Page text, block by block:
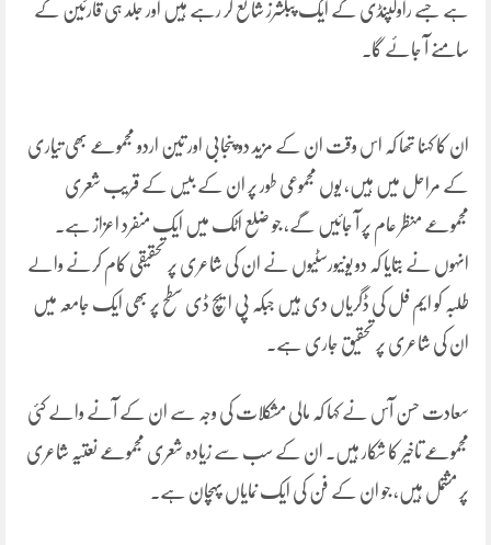
ہے جسے راولپنڈی کے ایک پبلشرز شائع کر رہے ہیں اور جلد ہی قارئین کے
سامنے آ جائے گا۔
ان کا کہنا تھا کہ اس وقت ان کے مزید دو پنجابی اور تین اردو مجموعے بھی تیاری
کے مراحل میں ہیں، یوں مجموعی طور پر ان کے بیس کے قریب شعری
مجموعے منظر عام پر آ جائیں گے، جو ضلع اٹک میں ایک منفرد اعزاز ہے۔
انہوں نے بتایا کہ دو یونیورسٹیوں نے ان کی شاعری پر تحقیقی کام کرنے والے
طلبہ کو ایم فل کی ڈگریاں دی ہیں جبکہ پی ایچ ڈی سطح پر بھی ایک جامعہ میں
ان کی شاعری پر تحقیق جاری ہے۔
سعادت حسن آس نے کہا کہ مالی مشکلات کی وجہ سے ان کے آنے والے کئی
مجموعے تاخیر کا شکار ہیں۔ ان کے سب سے زیادہ شعری مجموعے نعتیہ شاعری
پر مشتمل ہیں، جو ان کے فن کی ایک نمایاں پہچان ہے۔